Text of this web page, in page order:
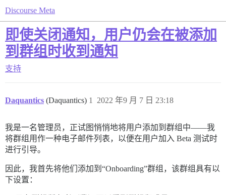
Discourse Meta
即使关闭通知，用户仍会在被添加
到群组时收到通知
支持
Daquantics (Daquantics) 2022 年9 月 7 日 23:18
1
我是一名管理员，正试图悄悄地将用户添加到群组中——我
将群组用作一种电子邮件列表，以便在用户加入 Beta 测试时
进行引导。
因此，我首先将他们添加到“Onboarding”群组，该群组具有以
下设置：